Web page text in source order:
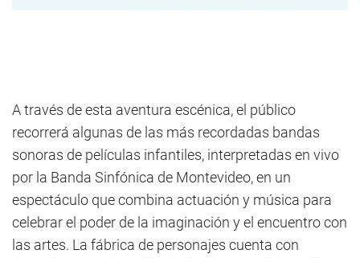
A través de esta aventura escénica, el público
recorrerá algunas de las más recordadas bandas
sonoras de películas infantiles, interpretadas en vivo
por la Banda Sinfónica de Montevideo, en un
espectáculo que combina actuación y música para
celebrar el poder de la imaginación y el encuentro con
las artes. La fábrica de personajes cuenta con